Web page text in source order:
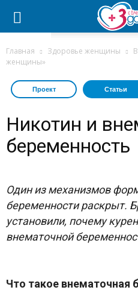
Главная Здоровье женщины
женщины»
Проект Статьи
Никотин и
беременность
Один из механизмов
беременности раскрыт.
установили, почему
внематочной
Что такое внематочная